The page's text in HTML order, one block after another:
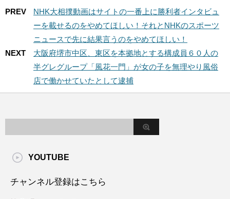
PREV
NHK大相撲動画はサイトの一番上に勝利者インタビュ
ーを載せるのをやめてほしい！それとNHKのスポーツ
ニュースで先に結果言うのをやめてほしい！
NEXT
大阪府堺市中区、東区を本拠地とする構成員６０人の
半グレグループ「風花一門」が女の子を無理やり風俗
店で働かせていたとして逮捕
YOUTUBE
チャンネル登録はこちら